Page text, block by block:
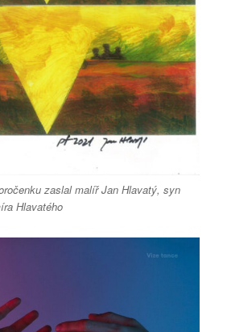
zaslal malíř Jan Hlavatý, syn
Hlavatého